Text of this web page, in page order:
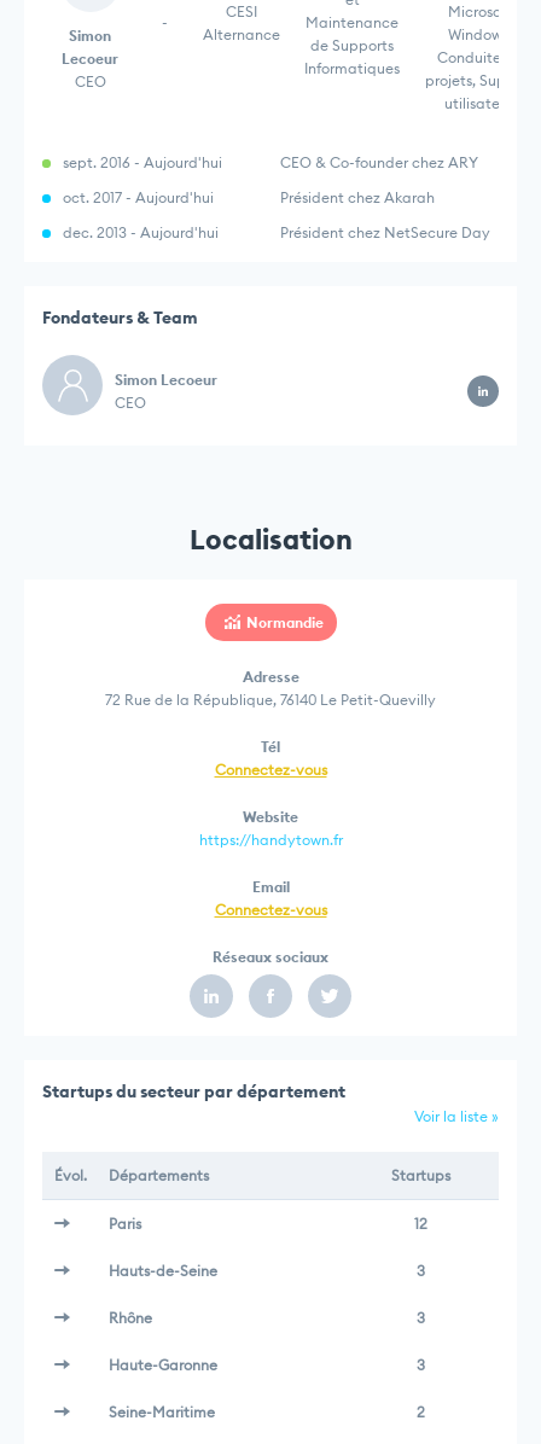
Simon
Lecoeur
CEO
-
CESI
Alternance
Maintenance
de Supports
Informatiques
Microsoft
Windows,
Conduite de
projets, Support
utilisateur,
sept. 2016 - Aujourd'hui
CEO & Co-founder chez ARY
oct. 2017 - Aujourd'hui
Président chez Akarah
dec. 2013 - Aujourd'hui
Président chez NetSecure Day
Fondateurs & Team
Simon Lecoeur
CEO
Localisation
Normandie
Adresse
72 Rue de la République, 76140 Le Petit-Quevilly
Tél
Connectez-vous
Website
https://handytown.fr
Email
Connectez-vous
Réseaux sociaux
Startups du secteur par département
Voir la liste »
Évol. Départements Startups
Paris 12
Hauts-de-Seine 3
Rhône 3
Haute-Garonne 3
Seine-Maritime 2